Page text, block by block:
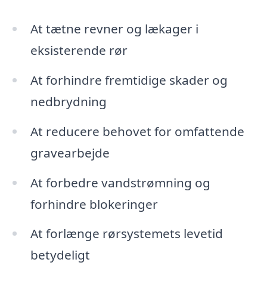
At tætne revner og lækager i
eksisterende rør
At forhindre fremtidige skader og
nedbrydning
At reducere behovet for omfattende
gravearbejde
At forbedre vandstrømning og
forhindre blokeringer
At forlænge rørsystemets levetid
betydeligt